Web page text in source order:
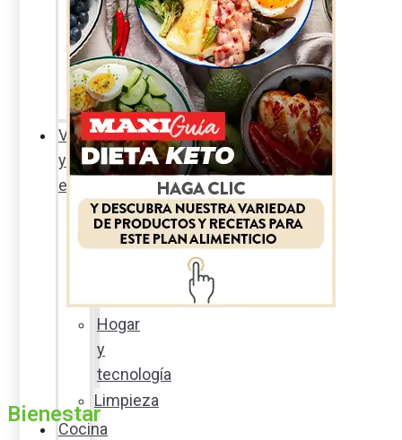
Sexualidad
responsable
En
la
percha
Vida
y
estilo
Productos
nuevos
Hogar
y
tecnología
Limpieza
Cocina
Bienestar